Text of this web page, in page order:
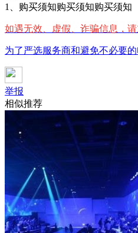
1、购买须知购买须知购买须知
如遇无效、虚假、诈骗信息，
为了严选服务商和避免不必要
举报
相似推荐